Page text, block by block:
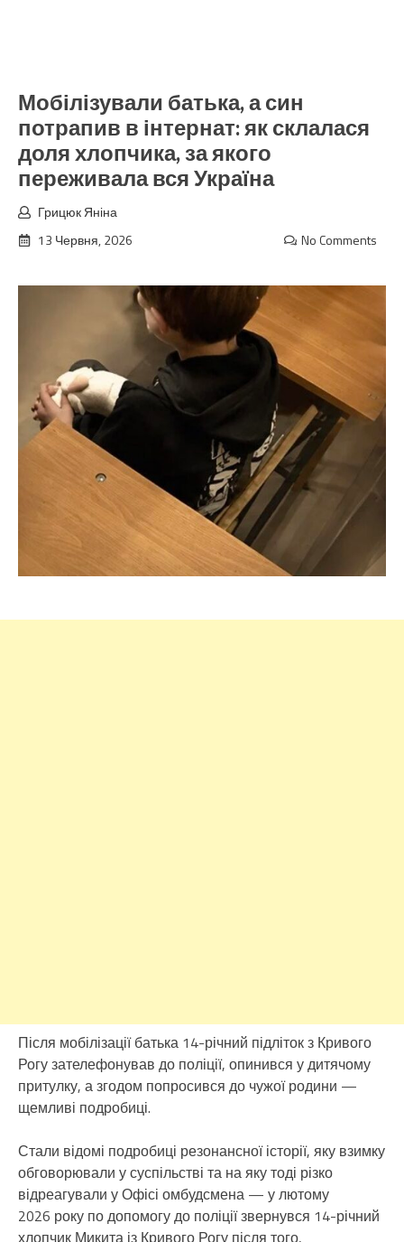
Мобілізували батька, а син
потрапив в інтернат: як склалася
доля хлопчика, за якого
переживала вся Україна
Грицюк Яніна
13 Червня, 2026
No Comments
Після мобілізації батька 14-річний підліток з Кривого
Рогу зателефонував до поліції, опинився у дитячому
притулку, а згодом попросився до чужої родини —
щемливі подробиці.
Стали відомі подробиці резонансної історії, яку взимку
обговорювали у суспільстві та на яку тоді різко
відреагували у Офісі омбудсмена — у лютому
2026 року по допомогу до поліції звернувся 14-річний
хлопчик Микита із Кривого Рогу після того,